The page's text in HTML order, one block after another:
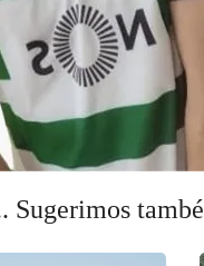
Sugerimos